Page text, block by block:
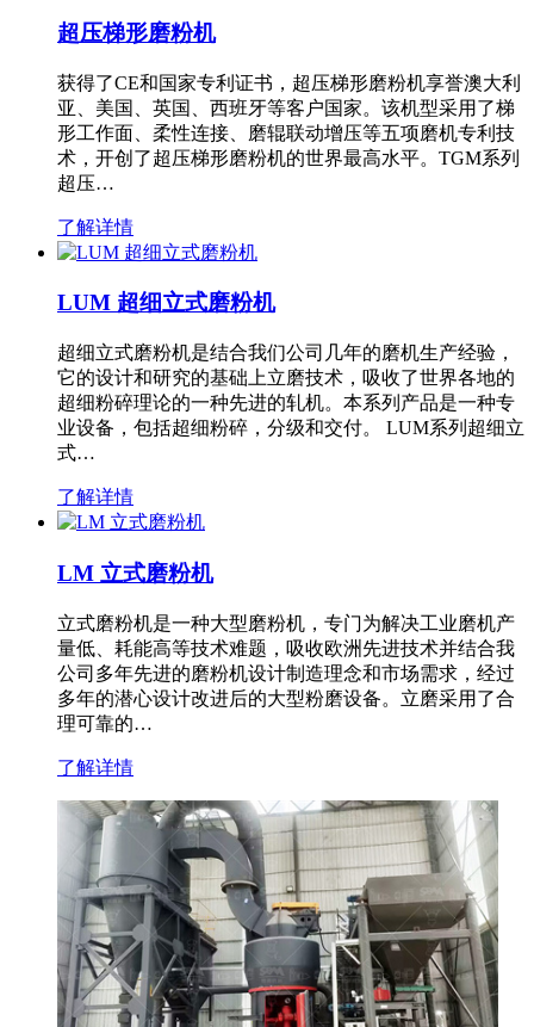
超压梯形磨粉机
获得了CE和国家专利证书，超压梯形磨粉机享誉澳大利
亚、美国、英国、西班牙等客户国家。该机型采用了梯
形工作面、柔性连接、磨辊联动增压等五项磨机专利技
术，开创了超压梯形磨粉机的世界最高水平。TGM系列
超压…
了解详情
LUM 超细立式磨粉机
超细立式磨粉机是结合我们公司几年的磨机生产经验，
它的设计和研究的基础上立磨技术，吸收了世界各地的
超细粉碎理论的一种先进的轧机。本系列产品是一种专
业设备，包括超细粉碎，分级和交付。 LUM系列超细立
式…
了解详情
LM 立式磨粉机
立式磨粉机是一种大型磨粉机，专门为解决工业磨机产
量低、耗能高等技术难题，吸收欧洲先进技术并结合我
公司多年先进的磨粉机设计制造理念和市场需求，经过
多年的潜心设计改进后的大型粉磨设备。立磨采用了合
理可靠的…
了解详情